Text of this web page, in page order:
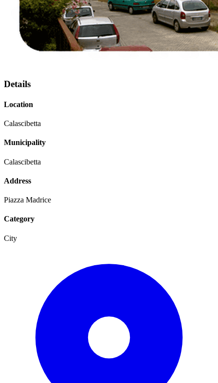
Details
Location
Calascibetta
Municipality
Calascibetta
Address
Piazza Madrice
Category
City